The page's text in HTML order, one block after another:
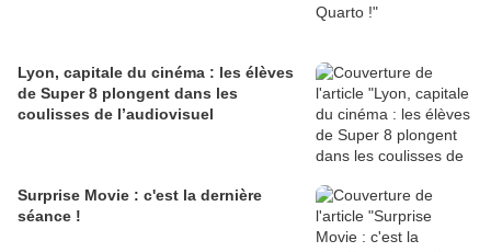
Lyon, capitale du cinéma : les élèves
de Super 8 plongent dans les
coulisses de l’audiovisuel
Surprise Movie : c'est la dernière
séance !